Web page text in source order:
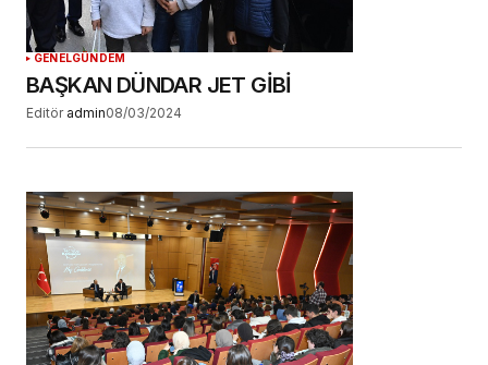
GENELGÜNDEM
BAŞKAN DÜNDAR JET GİBİ
Editör admin08/03/2024